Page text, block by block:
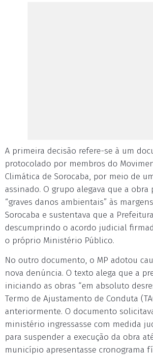
A primeira decisão refere-se à um
protocolado por membros do
Climática de Sorocaba, por meio de
assinado. O grupo alegava que a obra
“graves danos ambientais” às
Sorocaba e sustentava que a
descumprindo o acordo judicial
o próprio Ministério Público.
No outro documento, o MP adotou
nova denúncia. O texto alega que a
iniciando as obras “em absoluto
Termo de Ajustamento de Conduta
anteriormente. O documento
ministério ingressasse com medida
para suspender a execução da obra
município apresentasse cronograma